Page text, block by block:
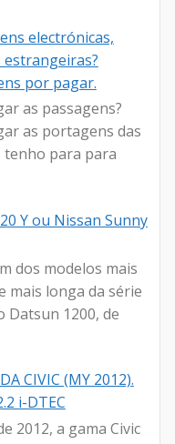
electrónicas,
por pagar.
as passagens?
as portagens das
tenho para para
Y ou Nissan Sunny
dos modelos mais
mais longa da série
Datsun 1200, de
CIVIC (MY 2012).
i-DTEC
2012, a gama Civic